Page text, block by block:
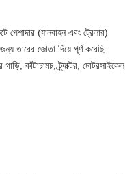
পেশাদার (যানবাহন এবং ট্রেলার)
তারের জোতা দিয়ে পূর্ণ করেছি
কাঁটাচামচ, ট্র্যাক্টর,